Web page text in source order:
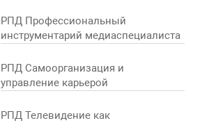
РПД Профессиональный
инструментарий медиаспециалиста
РПД Самоорганизация и
управление карьерой
РПД Телевидение как